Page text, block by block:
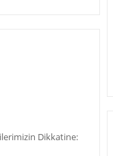
Dikkatine: